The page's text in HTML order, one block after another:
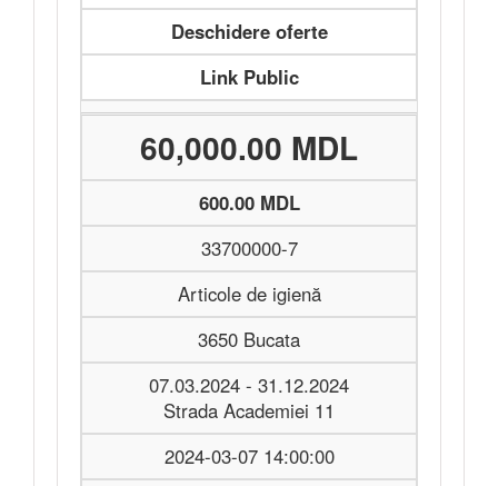
Deschidere oferte
Link Public
60,000.00 MDL
600.00 MDL
33700000-7
Articole de igienă
3650 Bucata
07.03.2024 - 31.12.2024
Strada Academiei 11
2024-03-07 14:00:00